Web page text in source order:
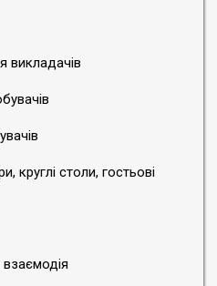
викладачів
круглі столи, гостьові